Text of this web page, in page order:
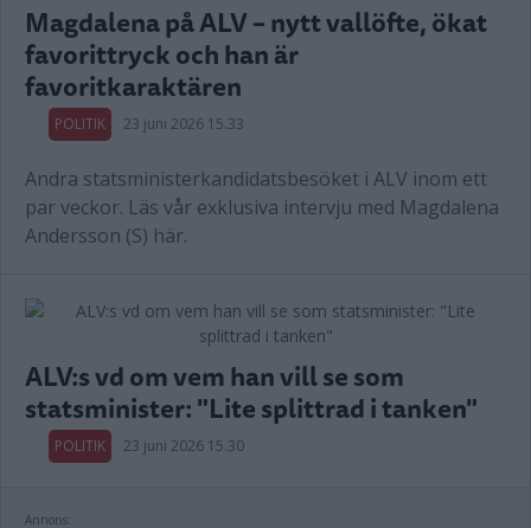
Magdalena på ALV – nytt vallöfte, ökat
favorittryck och han är
favoritkaraktären
POLITIK 23 juni 2026 15.33
Andra statsministerkandidatsbesöket i ALV inom ett
par veckor. Läs vår exklusiva intervju med Magdalena
Andersson (S) här.
ALV:s vd om vem han vill se som
statsminister: "Lite splittrad i tanken"
POLITIK 23 juni 2026 15.30
Annons: